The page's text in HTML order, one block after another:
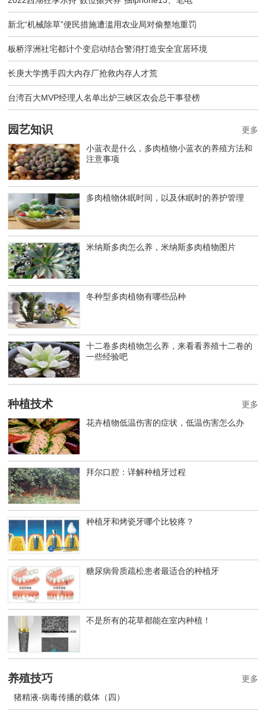
新北“机械除草”便民措施遭滥用农业局对偷整地重罚
板桥浮洲社宅都计个变启动结合警消打造安全宜居环境
长庚大学携手四大内存厂抢救内存人才荒
台湾百大MVP经理人名单出炉三峡区农会总干事登榜
园艺知识
小蓝衣是什么，多肉植物小蓝衣的养殖方法和
注意事项
多肉植物休眠时间，以及休眠时的养护管理
米纳斯多肉怎么养，米纳斯多肉植物图片
冬种型多肉植物有哪些品种
十二卷多肉植物怎么养，来看看养殖十二卷的
一些经验吧
更多
种植技术
花卉植物低温伤害的症状，低温伤害怎么办
拜尔口腔：详解种植牙过程
种植牙和烤瓷牙哪个比较疼？
糖尿病骨质疏松患者最适合的种植牙
不是所有的花草都能在室内种植！
更多
养殖技巧
猪精液-病毒传播的载体（四）
更多